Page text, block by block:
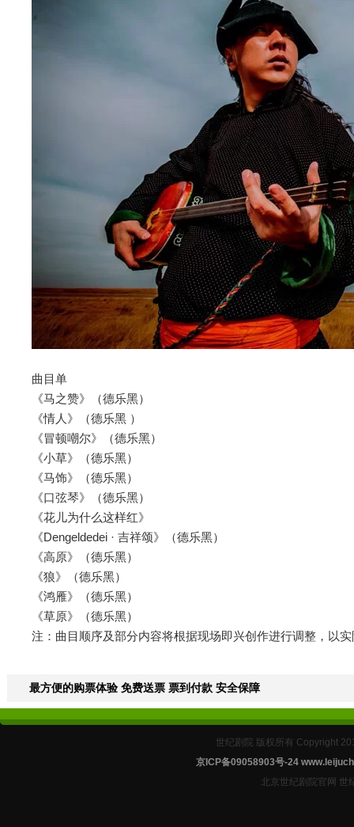
曲目单
《马之赞》（德乐黑）
《情人》（德乐黑 ）
《冒顿嘲尔》（德乐黑）
《小草》（德乐黑）
《马饰》（德乐黑）
《口弦琴》（德乐黑）
《花儿为什么这样红》
《Dengeldedei · 吉祥颂》（德乐黑）
《高原》（德乐黑）
《狼》（德乐黑）
《鸿雁》（德乐黑）
《草原》（德乐黑）
注：曲目顺序及部分内容将根据现场即兴创作进行调整，以
最方便的购票体验 免费送票 票到付款 安全保障
世纪剧院 版权所有 Copyright
京ICP备09058903号-24
北京世纪剧院官网 世